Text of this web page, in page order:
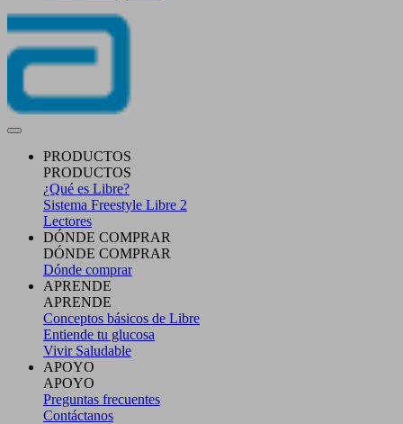
PRODUCTOS
PRODUCTOS
¿Qué es Libre?
Sistema Freestyle Libre 2
Lectores
DÓNDE COMPRAR
DÓNDE COMPRAR
Dónde comprar
APRENDE
APRENDE
Conceptos básicos de Libre
Entiende tu glucosa
Vivir Saludable
APOYO
APOYO
Preguntas frecuentes
Contáctanos